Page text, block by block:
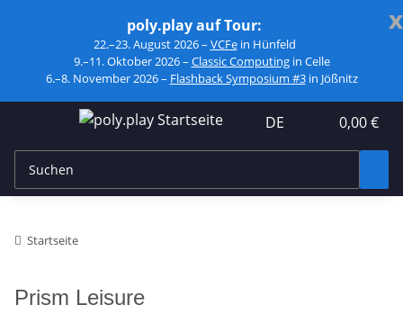
x
poly.play auf Tour:
22.–23. August 2026 – VCFein Hünfeld
9.–11. Oktober 2026 – Classic Computingin Celle
6.–8. November 2026 – Flashback Symposium #3in Jößnitz
DE 0,00 €
Startseite
Prism Leisure